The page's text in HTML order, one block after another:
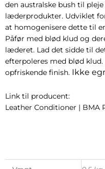
den australske bush til
læderprodukter. Udviklet
at homogenisere dette til
Påfør med blød klud og
læderet. Lad det sidde til
efterpoleres med blød
opfriskende finish. Ikke
Link til producent:
Leather Conditioner | BMA